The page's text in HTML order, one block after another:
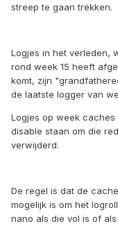
streep te gaan trekken.
Logjes in het verleden,
rond week 15 heeft
komt, zijn
de laatste logger van
Logjes op week
disable staan om die
verwijderd.
De regel is dat de
mogelijk is om het
nano als die vol is of